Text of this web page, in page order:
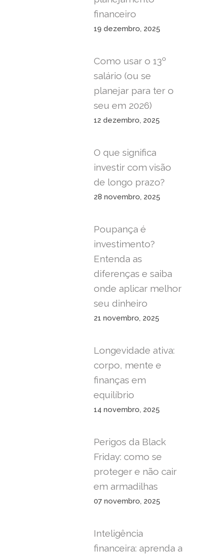
financeiro
19 dezembro, 2025
Como usar o 13º
salário (ou se
planejar para ter o
seu em 2026)
12 dezembro, 2025
O que significa
investir com visão
de longo prazo?
28 novembro, 2025
Poupança é
investimento?
Entenda as
diferenças e saiba
onde aplicar melhor
seu dinheiro
21 novembro, 2025
Longevidade ativa:
corpo, mente e
finanças em
equilíbrio
14 novembro, 2025
Perigos da Black
Friday: como se
proteger e não cair
em armadilhas
07 novembro, 2025
Inteligência
financeira: aprenda a